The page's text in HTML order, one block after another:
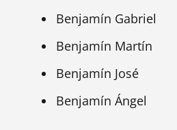
Benjamín Gabriel
Benjamín Martín
Benjamín José
Benjamín Ángel